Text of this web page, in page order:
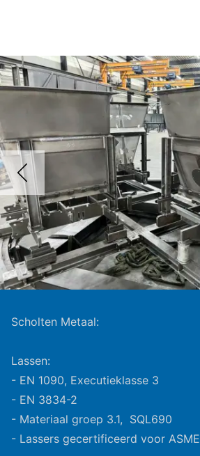
Scholten Metaal:
Lassen:
- EN 1090, Executieklasse 3
- EN 3834-2
- Materiaal groep 3.1, SQL690
- Lassers gecertificeerd voor ASME